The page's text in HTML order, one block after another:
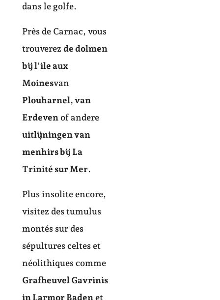
dans le golfe.
Près de Carnac, vous
trouverez de dolmen
bij l'ile aux
Moinesvan
Plouharnel, van
Erdevenof andere
uitlijningen van
menhirs bij La
Trinité sur Mer.
Plus insolite encore,
visitez des tumulus
montés sur des
sépultures celtes et
néolithiques comme
Grafheuvel Gavrinis
in Larmor Badenet